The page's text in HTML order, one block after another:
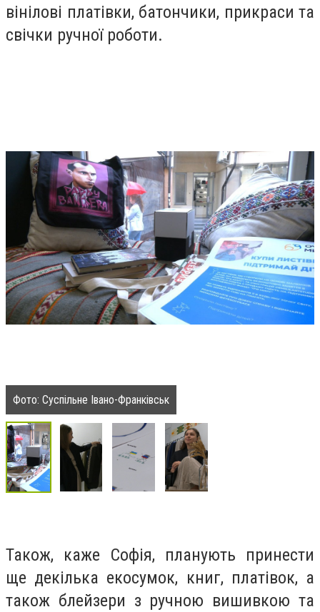
вінілові платівки, батончики, прикраси та
свічки ручної роботи.
Фото: Суспільне Івано-Франківськ
Також, каже Софія, планують принести
ще декілька екосумок, книг, платівок, а
також блейзери з ручною вишивкою та